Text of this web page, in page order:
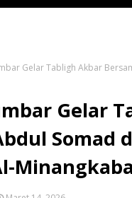
Gelar Tabligh Akbar
Gelar
Somad